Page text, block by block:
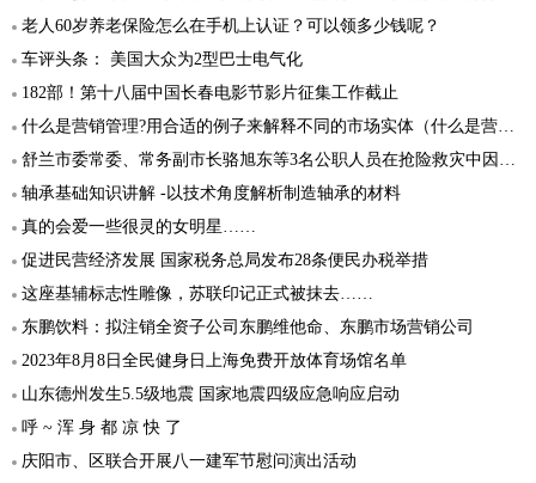
老人60岁养老保险怎么在手机上认证？可以领多少钱呢？
车评头条： 美国大众为2型巴士电气化
182部！第十八届中国长春电影节影片征集工作截止
什么是营销管理?用合适的例子来解释不同的市场实体（什么是营销管理）
舒兰市委常委、常务副市长骆旭东等3名公职人员在抢险救灾中因公牺牲
轴承基础知识讲解 -以技术角度解析制造轴承的材料
真的会爱一些很灵的女明星……
促进民营经济发展 国家税务总局发布28条便民办税举措
这座基辅标志性雕像，苏联印记正式被抹去……
东鹏饮料：拟注销全资子公司东鹏维他命、东鹏市场营销公司
2023年8月8日全民健身日上海免费开放体育场馆名单
山东德州发生5.5级地震 国家地震四级应急响应启动
呼 ~ 浑 身 都 凉 快 了
庆阳市、区联合开展八一建军节慰问演出活动